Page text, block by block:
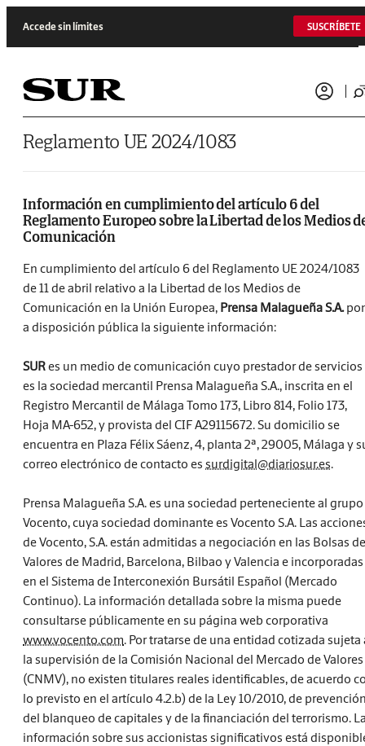
Accede sin límites SUSCRÍBETE
Reglamento UE 2024/1083
Información en cumplimiento del artículo 6 del
Reglamento Europeo sobre la Libertad de los Medios
Comunicación
En cumplimiento del artículo 6 del Reglamento UE 2024/1083
de 11 de abril relativo a la Libertad de los Medios de
Comunicación en la Unión Europea, Prensa Malagueña S.A.
a disposición pública la siguiente información:
SURes un medio de comunicación cuyo prestador de servicios
es la sociedad mercantil Prensa Malagueña S.A., inscrita en el
Registro Mercantil de Málaga Tomo 173, Libro 814, Folio 173,
Hoja MA-652, y provista del CIF A29115672. Su domicilio se
encuentra en Plaza Félix Sáenz, 4, planta 2ª, 29005, Málaga y
correo electrónico de contacto es surdigital@diariosur.es.
Prensa Malagueña S.A. es una sociedad perteneciente al grupo
Vocento, cuya sociedad dominante es Vocento S.A. Las
de Vocento, S.A. están admitidas a negociación en las Bolsas de
Valores de Madrid, Barcelona, Bilbao y Valencia e incorporadas
en el Sistema de Interconexión Bursátil Español (Mercado
Continuo). La información detallada sobre la misma puede
consultarse públicamente en su página web corporativa
www.vocento.com. Por tratarse de una entidad cotizada sujeta
la supervisión de la Comisión Nacional del Mercado de Valores
(CNMV), no existen titulares reales identificables, de acuerdo
lo previsto en el artículo 4.2.b) de la Ley 10/2010, de
del blanqueo de capitales y de la financiación del terrorismo.
información sobre sus accionistas significativos está